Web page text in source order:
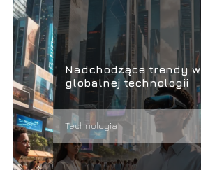
Nadchodzące trendy w
globalnej technologii
Technologia